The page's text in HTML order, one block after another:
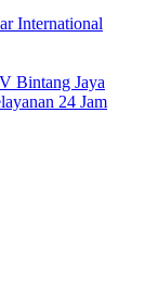
International
Bintang Jaya
24 Jam